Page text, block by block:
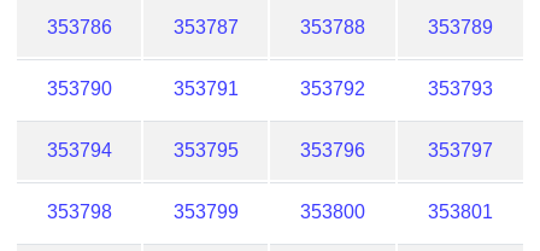
353786 353787 353788 353789
353790 353791 353792 353793
353794 353795 353796 353797
353798 353799 353800 353801